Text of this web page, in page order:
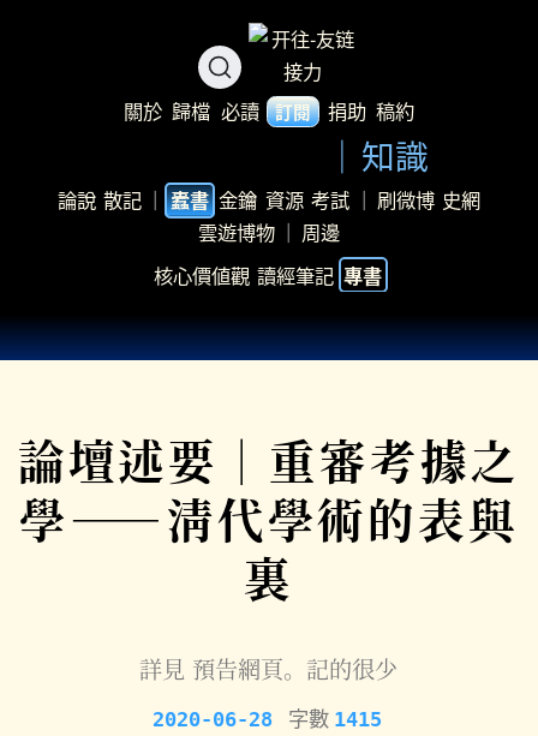
關於 歸檔 必讀 訂閱 捐助 稿約
知識
論說 散記 ｜ 蠹書 金鑰 資源 考試 ｜ 刷微博 史網
雲遊博物 ｜ 周邊
核心價値觀 讀經筆記 專書
論壇述要｜重審考據之
學——淸代學術的表與
裏
詳見 預告網頁。記的很少
2020-06-28 字數 1415